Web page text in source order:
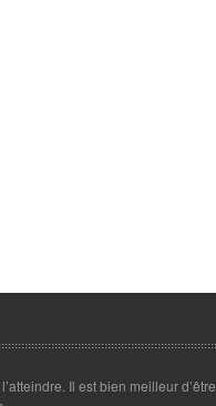
Il est bien meilleur d’être